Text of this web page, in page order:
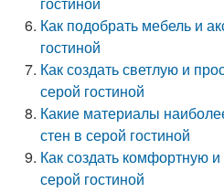
Как подобрать мебель и
гостиной
Как создать светлую и
серой гостиной
Какие материалы
стен в серой гостиной
Как создать комфортную
серой гостиной